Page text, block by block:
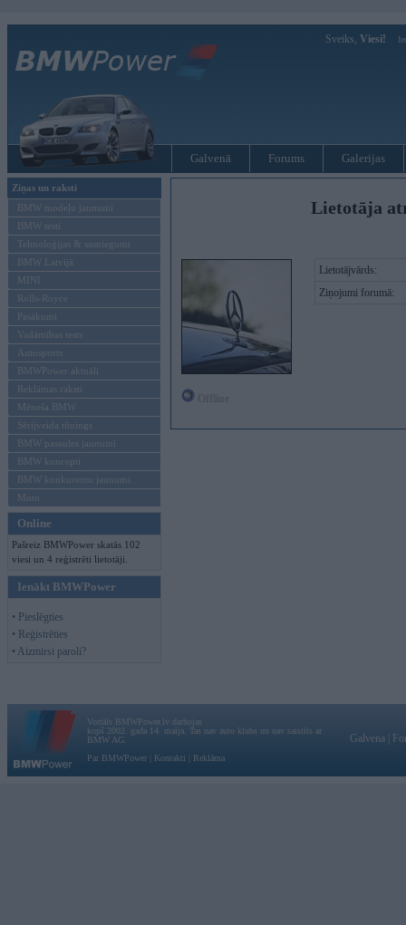
Sveiks, Viesi!
Galvenā Forums Galerijas
Ziņas un raksti
BMW modeļu jaunumi
BMW testi
Tehnoloģijas & sasniegumi
BMW Latvijā
MINI
Rolls-Royce
Pasākumi
Vadāmības tests
Autosports
BMWPower aktuāli
Reklāmas raksti
Mēneša BMW
Sērijveida tūnings
BMW pasaules jaunumi
BMW koncepti
BMW konkurentu jaunumi
Moto
Online
Pašreiz BMWPower skatās 102
viesi un 4 reģistrēti lietotāji.
Ienākt BMWPower
• Pieslēgties
• Reģistrēties
• Aizmirsi paroli?
Lietotāja
Lietotājvārds:
Ziņojumi forumā:
Vortāls BMWPower.lv darbojas
kopš 2002. gada 14. maija. Tas nav auto klubs un nav saistīts ar
BMW AG.
Par BMWPower
Kontakti Reklāma
Galvena